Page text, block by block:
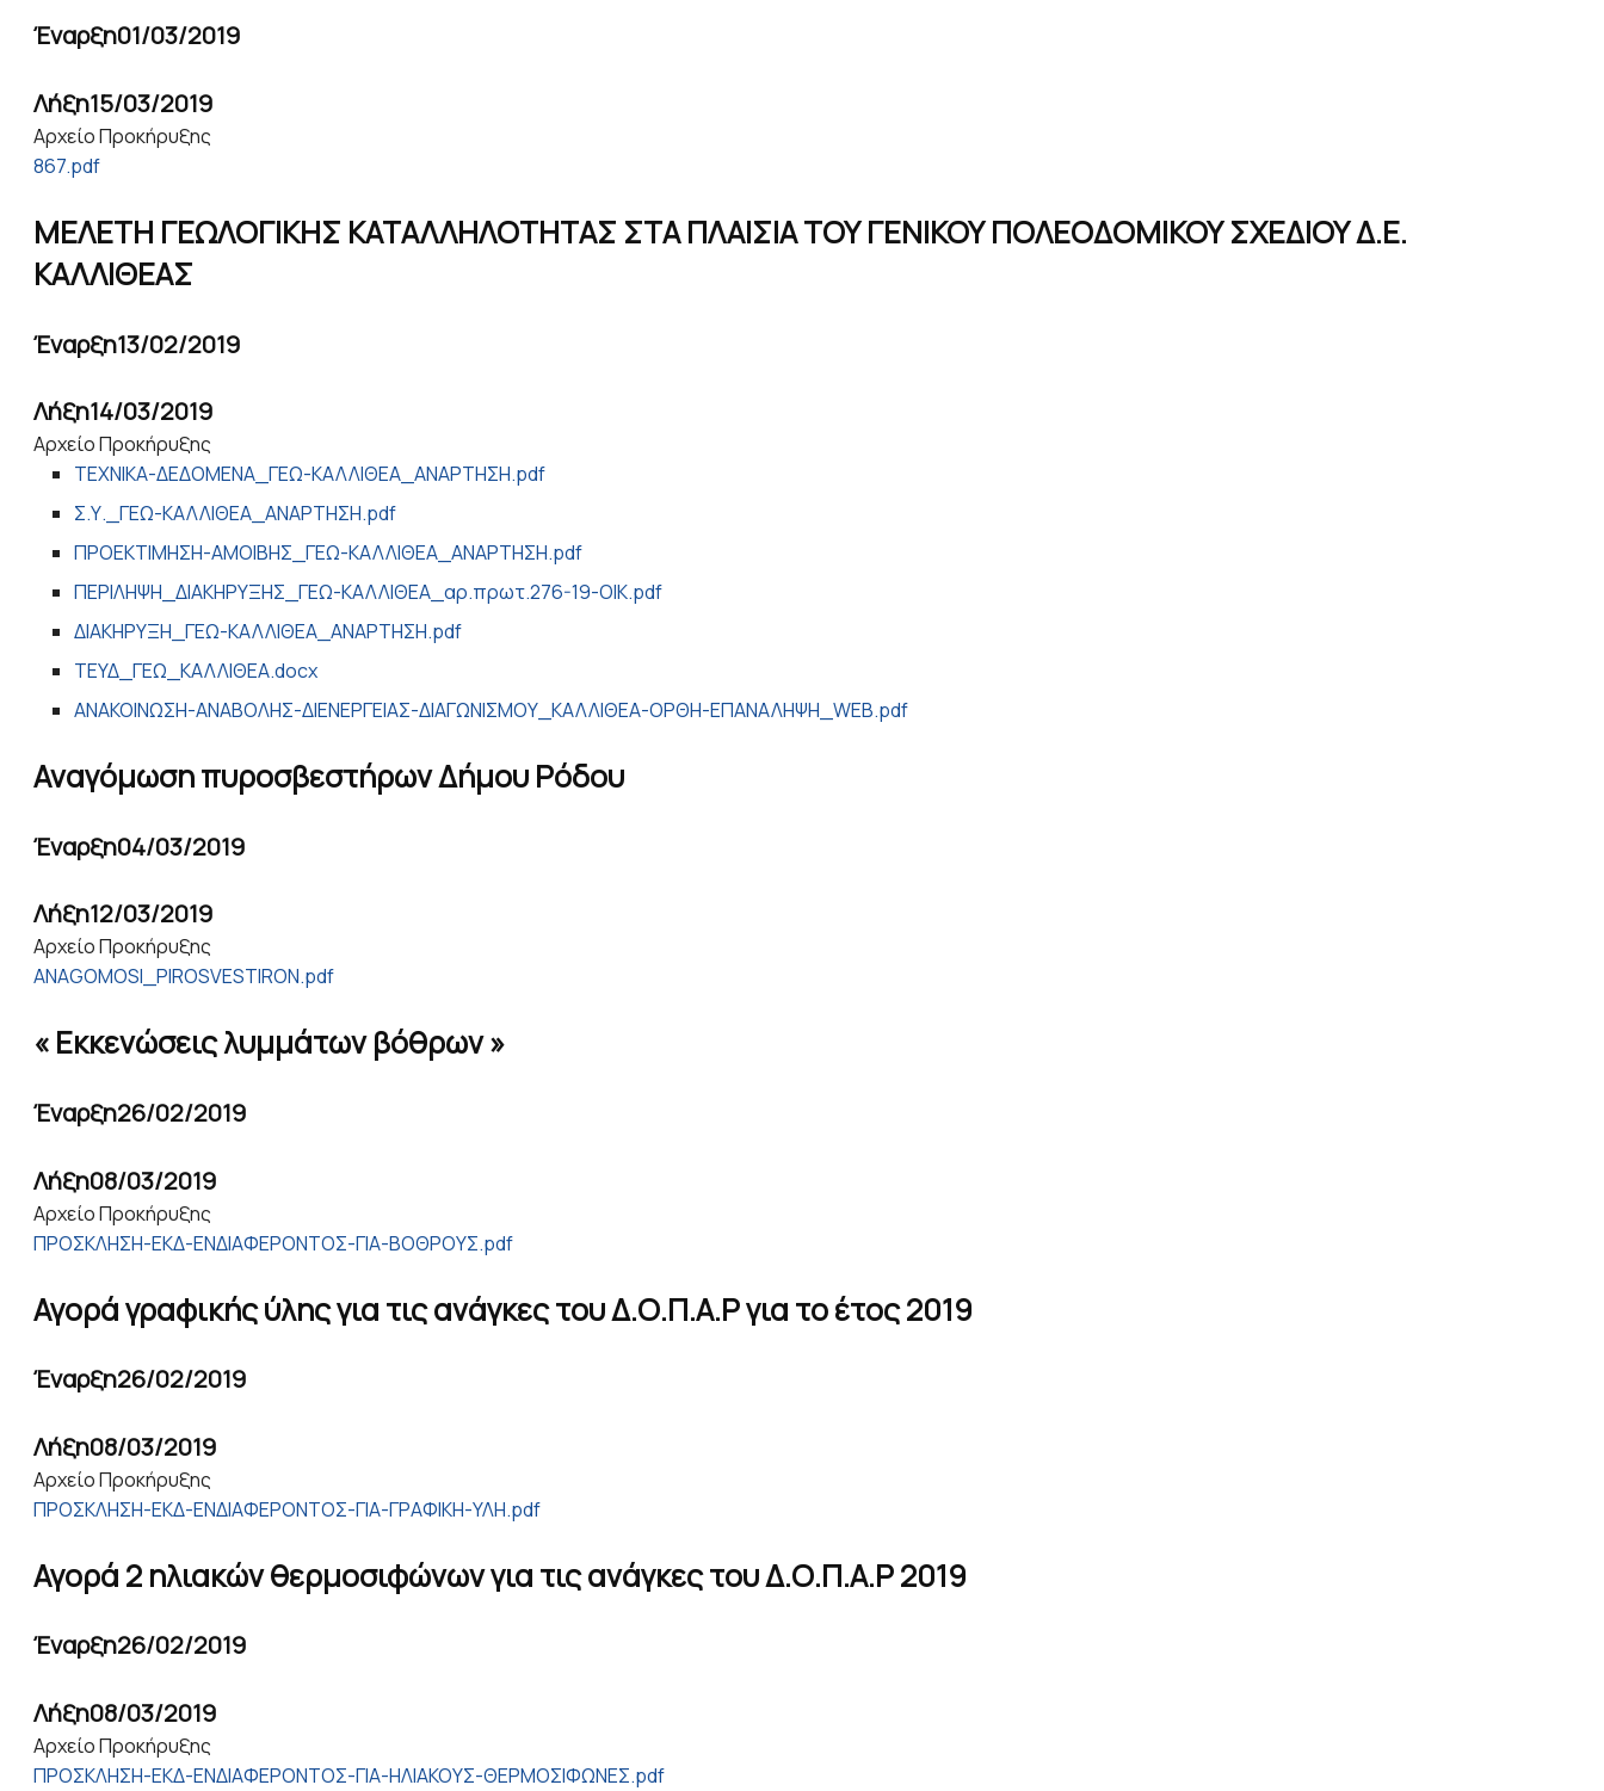
Έναρξη01/03/2019
Λήξη15/03/2019
Αρχείο Προκήρυξης
867.pdf
ΜΕΛΕΤΗ ΓΕΩΛΟΓΙΚΗΣ ΚΑΤΑΛΛΗΛΟΤΗΤΑΣ ΣΤΑ ΠΛΑΙΣΙΑ ΤΟΥ ΓΕΝΙΚΟΥ ΠΟΛΕΟΔΟΜΙΚΟΥ ΣΧΕΔΙΟΥ Δ.Ε.
ΚΑΛΛΙΘΕΑΣ
Έναρξη13/02/2019
Λήξη14/03/2019
Αρχείο Προκήρυξης
ΤΕΧΝΙΚΑ-ΔΕΔΟΜΕΝΑ_ΓΕΩ-ΚΑΛΛΙΘΕΑ_ΑΝΑΡΤΗΣΗ.pdf
Σ.Υ._ΓΕΩ-ΚΑΛΛΙΘΕΑ_ΑΝΑΡΤΗΣΗ.pdf
ΠΡΟΕΚΤΙΜΗΣΗ-ΑΜΟΙΒΗΣ_ΓΕΩ-ΚΑΛΛΙΘΕΑ_ΑΝΑΡΤΗΣΗ.pdf
ΠΕΡΙΛΗΨΗ_ΔΙΑΚΗΡΥΞΗΣ_ΓΕΩ-ΚΑΛΛΙΘΕΑ_αρ.πρωτ.276-19-ΟΙΚ.pdf
ΔΙΑΚΗΡΥΞΗ_ΓΕΩ-ΚΑΛΛΙΘΕΑ_ΑΝΑΡΤΗΣΗ.pdf
ΤΕΥΔ_ΓΕΩ_ΚΑΛΛΙΘΕΑ.docx
ΑΝΑΚΟΙΝΩΣΗ-ΑΝΑΒΟΛΗΣ-ΔΙΕΝΕΡΓΕΙΑΣ-ΔΙΑΓΩΝΙΣΜΟΥ_ΚΑΛΛΙΘΕΑ-ΟΡΘΗ-ΕΠΑΝΑΛΗΨΗ_WEB.pdf
Αναγόμωση πυροσβεστήρων Δήμου Ρόδου
Έναρξη04/03/2019
Λήξη12/03/2019
Αρχείο Προκήρυξης
ANAGOMOSI_PIROSVESTIRON.pdf
« Εκκενώσεις λυμμάτων βόθρων »
Έναρξη26/02/2019
Λήξη08/03/2019
Αρχείο Προκήρυξης
ΠΡΟΣΚΛΗΣΗ-ΕΚΔ-ΕΝΔΙΑΦΕΡΟΝΤΟΣ-ΓΙΑ-ΒΟΘΡΟΥΣ.pdf
Αγορά γραφικής ύλης για τις ανάγκες του Δ.Ο.Π.Α.Ρ για το έτος 2019
Έναρξη26/02/2019
Λήξη08/03/2019
Αρχείο Προκήρυξης
ΠΡΟΣΚΛΗΣΗ-ΕΚΔ-ΕΝΔΙΑΦΕΡΟΝΤΟΣ-ΓΙΑ-ΓΡΑΦΙΚΗ-ΥΛΗ.pdf
Αγορά 2 ηλιακών θερμοσιφώνων για τις ανάγκες του Δ.Ο.Π.Α.Ρ 2019
Έναρξη26/02/2019
Λήξη08/03/2019
Αρχείο Προκήρυξης
ΠΡΟΣΚΛΗΣΗ-ΕΚΔ-ΕΝΔΙΑΦΕΡΟΝΤΟΣ-ΓΙΑ-ΗΛΙΑΚΟΥΣ-ΘΕΡΜΟΣΙΦΩΝΕΣ.pdf